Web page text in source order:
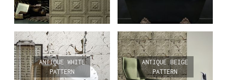
ANTIQUE WHITE
PATTERN
ANTIQUE BEIGE
PATTERN